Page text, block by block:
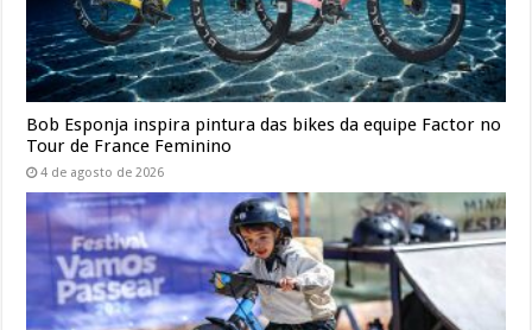
Bob Esponja inspira pintura das bikes da equipe Factor no
Tour de France Feminino
4 de agosto de 2026